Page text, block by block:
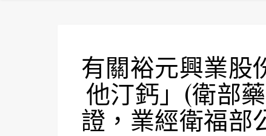
有關裕元興業股
他汀鈣」(衛部
證，業經衛福部